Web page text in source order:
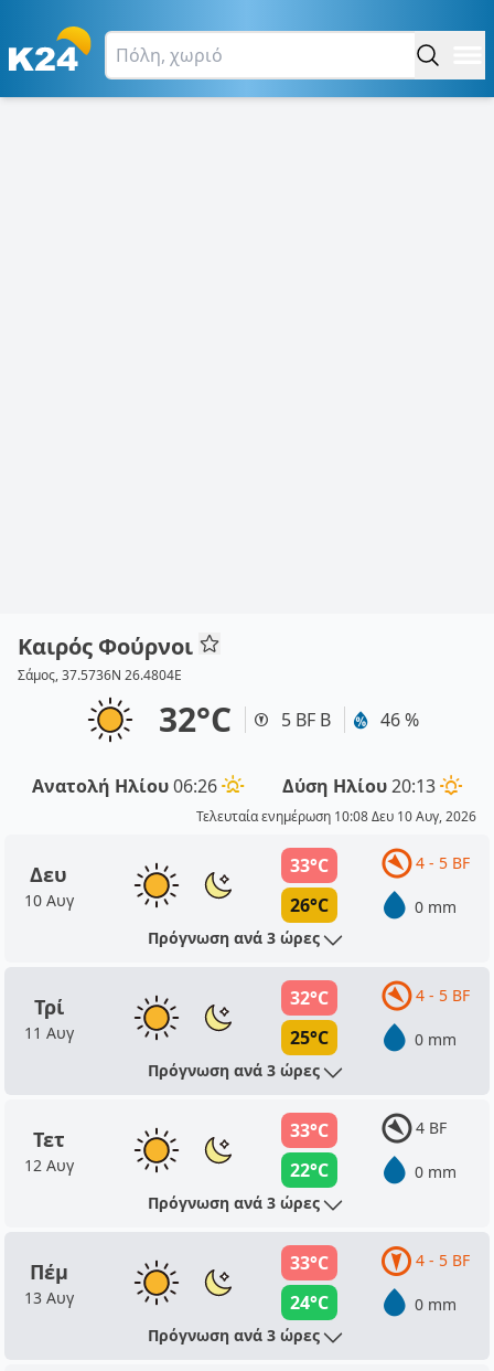
Καιρός Φούρνοι
Σάμος, 37.5736N 26.4804E
32°C 5 BF Β 46 %
Ανατολή Ηλίου06:26 Δύση Ηλίου20:13
Τελευταία ενημέρωση 10:08 Δευ 10 Αυγ, 2026
Δευ
10 Αυγ
33°C
26°C
4 - 5 BF
0 mm
Πρόγνωση ανά 3 ώρες
Τρί
11 Αυγ
32°C
25°C
4 - 5 BF
0 mm
Πρόγνωση ανά 3 ώρες
Τετ
12 Αυγ
33°C
22°C
4 BF
0 mm
Πρόγνωση ανά 3 ώρες
Πέμ
13 Αυγ
33°C
24°C
4 - 5 BF
0 mm
Πρόγνωση ανά 3 ώρες